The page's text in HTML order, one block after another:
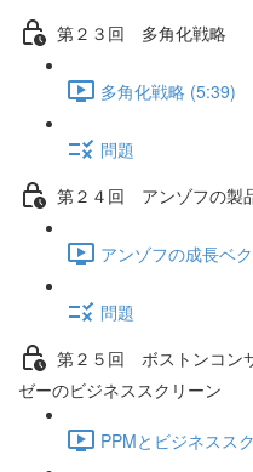
第２３回 多角化戦略
多角化戦略 (5:39)
問題
第２４回 アンゾフの製
アンゾフの成長ベ
問題
第２５回 ボストンコン
ゼーのビジネススクリーン
PPMとビジネスス